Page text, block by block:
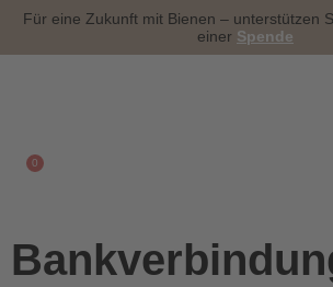
content
Für eine Zukunft mit Bienen – unterstützen
einer Spende
0